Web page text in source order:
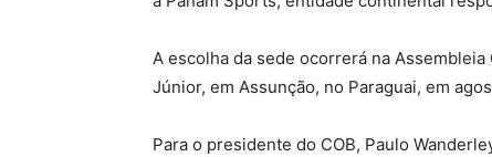
A escolha da sede ocorrerá na
Júnior, em Assunção, no Paraguai, em
Para o presidente do COB, Paulo